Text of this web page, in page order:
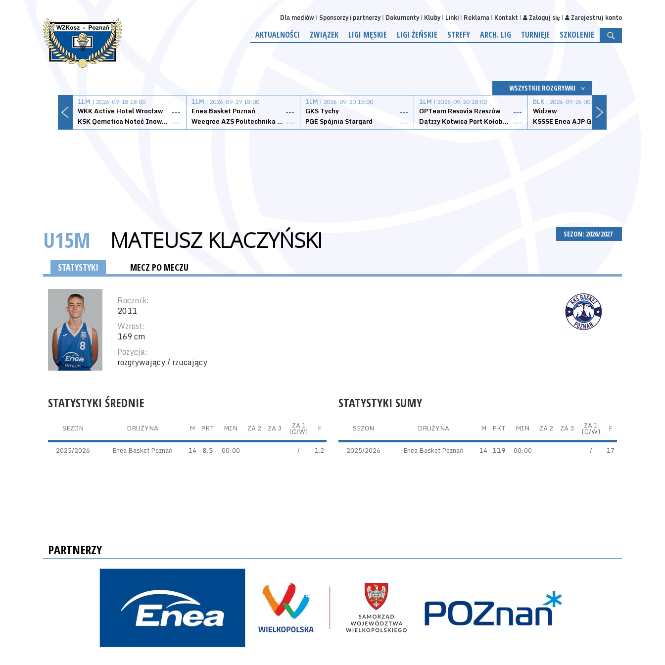
Dla mediów Sponsorzy i partnerzy Dokumenty Kluby Linki Reklama Kontakt Zaloguj się Zarejestruj konto
AKTUALNOŚCI ZWIĄZEK LIGI MĘSKIE LIGI ŻEŃSKIE STREFY ARCH. LIG TURNIEJE SZKOLENIE
WSZYSTKIE ROZGRYWKI
1LM | 2026-09-18 18:00
WKK Active Hotel Wrocław
---
KSK Qemetica Noteć Inowrocław ---
1LM | 2026-09-19 18:00
Enea Basket Poznań
---
Weegree AZS Politechnika Opolska ---
1LM | 2026-09-20 15:00
GKS Tychy
---
PGE Spójnia Stargard
---
1LM | 2026-09-20 18:00
OPTeam Resovia Rzeszów
---
Datzzy Kotwica Port Kołobrzeg ---
BLK | 2026-09-26 00:00
Widzew
SEZON: 2026/2027
U15M MATEUSZ KLACZYŃSKI
STATYSTYKI MECZ PO MECZU
Rocznik:
2011
Wzrost:
169 cm
Pozycja:
rozgrywający / rzucający
STATYSTYKI SUMY
SEZON DRUŻYNA M PKT MIN ZA 2 ZA 3 ZA 1
(C/W) F
2025/2026 Enea Basket Poznań 14 119 00:00 / 17
STATYSTYKI ŚREDNIE
SEZON DRUŻYNA M PKT MIN ZA 2 ZA 3 ZA 1
(C/W) F
2025/2026 Enea Basket Poznań 14 8.5 00:00 / 1.2
PARTNERZY